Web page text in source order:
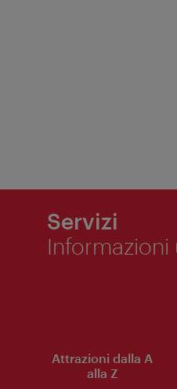
Servizi
Informazioni
Attrazioni dalla A
alla Z